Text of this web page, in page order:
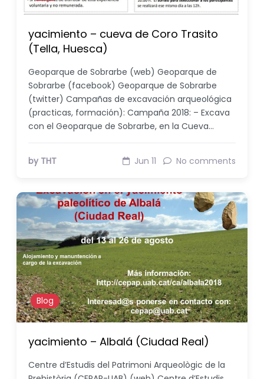
yacimiento – cueva de Coro Trasito
(Tella, Huesca)
Geoparque de Sobrarbe (web) Geoparque de
Sobrarbe (facebook) Geoparque de Sobrarbe
(twitter) Campañas de excavación arqueológica
(practicas, formación): Campaña 2018: – Excava
con el Geoparque de Sobrarbe, en la Cueva…
by THT Jun 11 No comments
Blog
yacimiento – Albalá (Ciudad Real)
Centre d’Estudis del Patrimoni Arqueològic de la